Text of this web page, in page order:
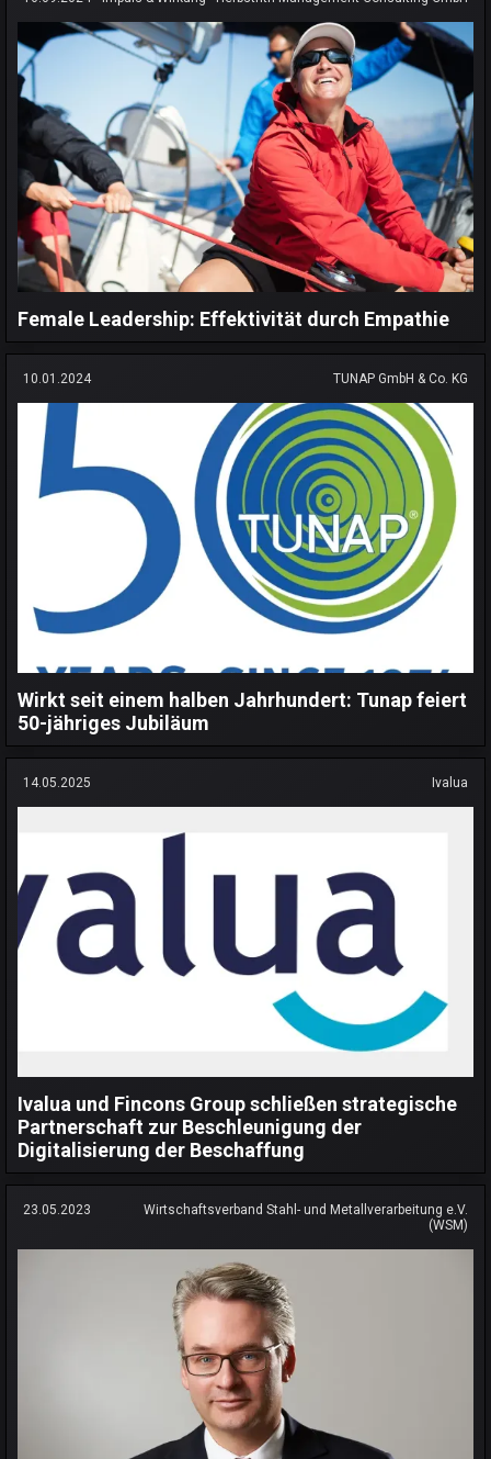
Female Leadership: Effektivität durch Empathie
10.01.2024 TUNAP GmbH & Co. KG
Wirkt seit einem halben Jahrhundert: Tunap feiert
50-jähriges Jubiläum
14.05.2025 Ivalua
Ivalua und Fincons Group schließen strategische
Partnerschaft zur Beschleunigung der
Digitalisierung der Beschaffung
23.05.2023
Wirtschaftsverband Stahl- und Metallverarbeitung e.V.
(WSM)